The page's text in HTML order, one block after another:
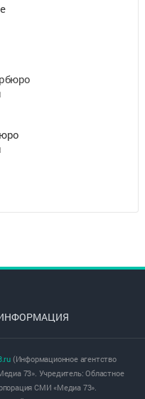
(Информационное агентство
73». Учредитель: Областное
СМИ «Медиа 73».